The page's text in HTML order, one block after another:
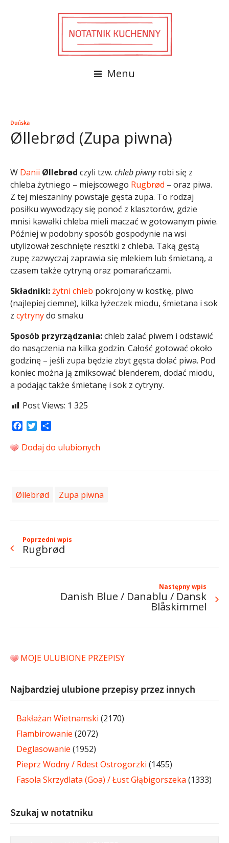
Menu
Duńska
Øllebrød (Zupa piwna)
W Danii Øllebrød czyli tzw. chleb piwnyrobi się z
chleba żytniego – miejscowego Rugbrød – oraz piwa.
Z tej mieszaniny powstaje gęsta zupa. To rodzaj
posiłku wywodzący się ponoć z klasztorów, gdzie
mnisi kawałki chleba mieli maczać w gotowanym piwie.
Później w podobny sposób gospodynie na wsi
utylizował zeschnięte resztki z chleba. Taką gęstą
zupę zazwyczaj zaprawia się mlekiem lub śmietaną, a
czasem także cytryną oraz pomarańczami.
Składniki:żytni chleb pokrojony w kostkę, piwo
(najlepiej ciemne), kilka łyżeczek miodu, śmietana i sok
z cytrynydo smaku
Sposób przyrządzania:chleb zalać piwem i odstawić
do nasączenia na kilka godzin. Całość gotować około
godzinę – jeśli zupa będzie zbyt gęsta dolać piwa. Pod
koniec można ją zmiksować blenderem, dodać miodu,
a podając także śmietanę i sok z cytryny.
Post Views: 1 325
Facebook
Twitter
Dodaj do ulubionych
Øllebrød Zupa piwna
Poprzedni wpis
Rugbrød
Następny wpis
Danish Blue / Danablu / Dansk
Blåskimmel
MOJE ULUBIONE PRZEPISY
Najbardziej ulubione przepisy przez innych
Bakłażan Wietnamski (2170)
Flambirowanie (2072)
Deglasowanie (1952)
Pieprz Wodny / Rdest Ostrogorzki (1455)
Fasola Skrzydlata (Goa) / Łust Głąbigorszeka (1333)
Szukaj w notatniku